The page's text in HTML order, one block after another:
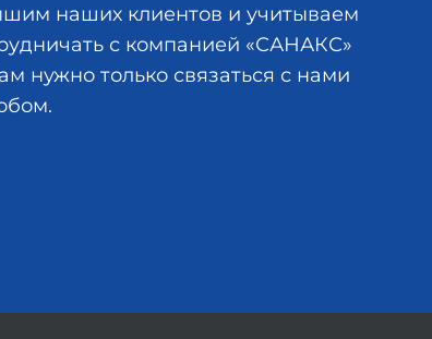
наших клиентов и учитываем
с компанией «САНАКС»
нужно только связаться с нами